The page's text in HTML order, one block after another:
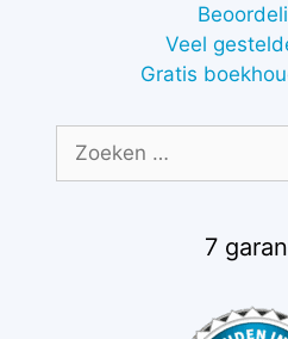
Veel
Gratis
naar:
7